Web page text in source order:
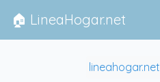
🏠 LineaHogar.net
lineahogar.net